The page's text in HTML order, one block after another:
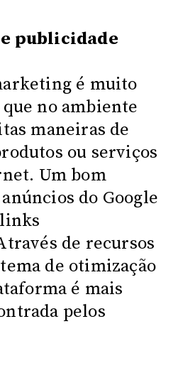
publicidade
é muito
no ambiente
maneiras de
ou serviços
Um bom
do Google
de recursos
de otimização
é mais
pelos